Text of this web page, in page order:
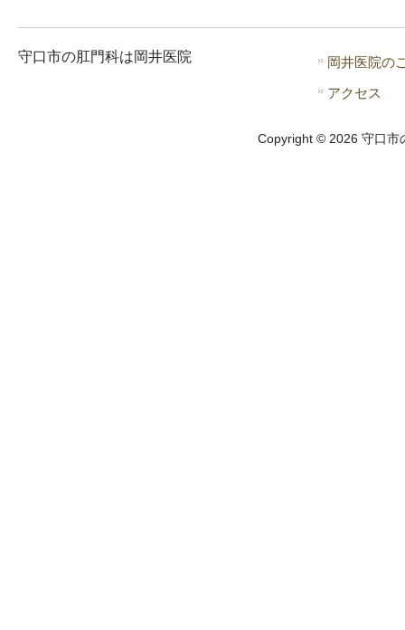
守口市の肛門科は岡井医院
岡井医院の
アクセス
Copyright © 2026 守口市